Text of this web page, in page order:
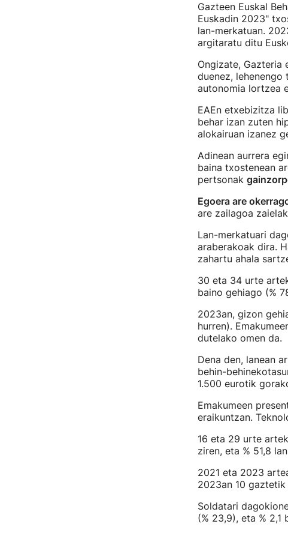
Gazteen Euskal
Euskadin 2023"
lan-merkatuan.
argitaratu ditu
Ongizate, Gazteria
duenez,
autonomia lortzea
EAEn etxebizitza
behar izan zuten
alokairuan izanez
Adinean aurrera
baina txostenean
pertsonak
Egoera are
are zailagoa
Lan-merkatuari
araberakoak dira.
zahartu ahala
30 eta 34 urte
baino gehiago (%
2023an, gizon
hurren).
dutelako omen da.
Dena den, lanean
behin-
1.500 eurotik
Emakumeen
eraikuntzan.
16 eta 29 urte
ziren, eta % 51,8
2021 eta 2023
2023an 10
Soldatari
(% 23,9), eta %